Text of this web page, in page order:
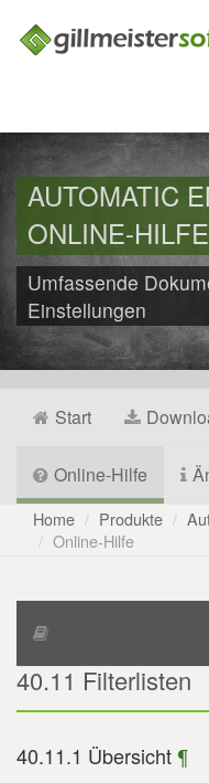
AUTOMATIC
ONLINE-HILFE
Umfassende
Einstellungen
Start
Online-Hilfe
Home Produkte
Online-Hilfe
40.11 Filterlisten
40.11.1 Übersicht ¶